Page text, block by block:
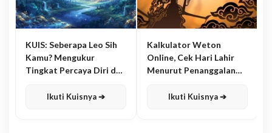
KUIS: Seberapa Leo Sih
Kamu? Mengukur
Tingkat Percaya Diri dan
Ikuti Kuisnya ➔
Kalkulator Weton
Online, Cek Hari Lahir
Menurut Penanggalan
Ikuti Kuisnya ➔